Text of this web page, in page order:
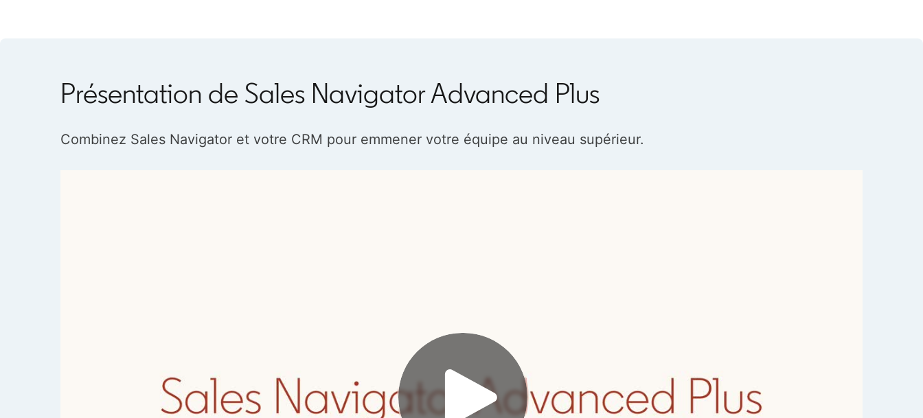
Présentation de Sales Navigator Advanced Plus
Combinez Sales Navigator et votre CRM pour emmener votre équipe au niveau supérieur.